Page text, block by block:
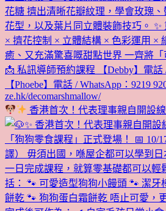
香港首次！代表理事親自開設線